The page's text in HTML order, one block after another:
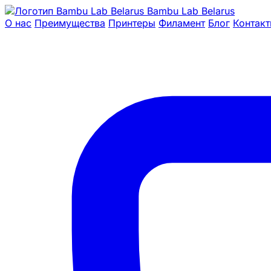
Bambu Lab Belarus
О нас Преимущества Принтеры Филамент Блог